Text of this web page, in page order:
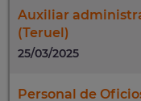
Auxiliar
(Teruel)
25/03/2025
Personal de